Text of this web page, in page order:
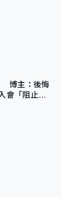
博主：後悔
會「阻止唔